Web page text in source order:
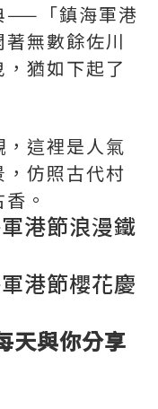
——「鎮海軍港
無數餘佐川
猶如下起了
這裡是人氣
仿照古代村
。
港節浪漫鐵
港節櫻花慶
天與你分享